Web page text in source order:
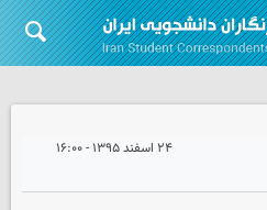
۲۴ اسفند ۱۳۹۵ - ۱۶:۰۰